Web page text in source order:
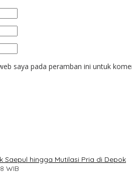
saya pada peramban ini untuk
Saepul hingga Mutilasi Pria di Depok
WIB